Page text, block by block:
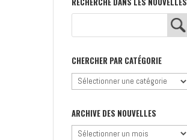
CHERCHER PAR CATÉGORIE
Chercher
catégorie
ARCHIVE DES NOUVELLES
Archive